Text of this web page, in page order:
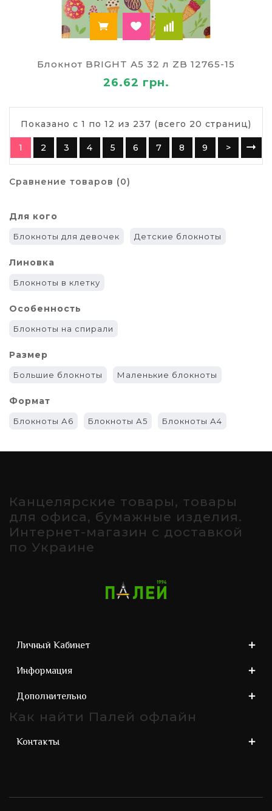
Блокнот BRIGHT А5 32 л ZB 12765-15
26.62 грн.
Показано с 1 по 12 из 237 (всего 20 страниц)
1 2 3 4 5 6 7 8 9 >
Сравнение товаров (0)
Для кого
Блокноты для девочек Детские блокноты
Линовка
Блокноты в клетку
Особенность
Блокноты на спирали
Размер
Большие блокноты Маленькие блокноты
Формат
Блокноты А6 Блокноты А5 Блокноты А4
Канцелярские товары, товары
для офиса, бумажные изделия.
Интернет-магазин с доставкой
по Украине
Личный Кабинет
Информация
Дополнительно
Как найти Палей офлайн
Контакты